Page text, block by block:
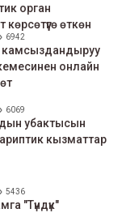
орган
өткөн
6942
онлайн
6069
убактысын
кызматтар
5436
"Түндүк"